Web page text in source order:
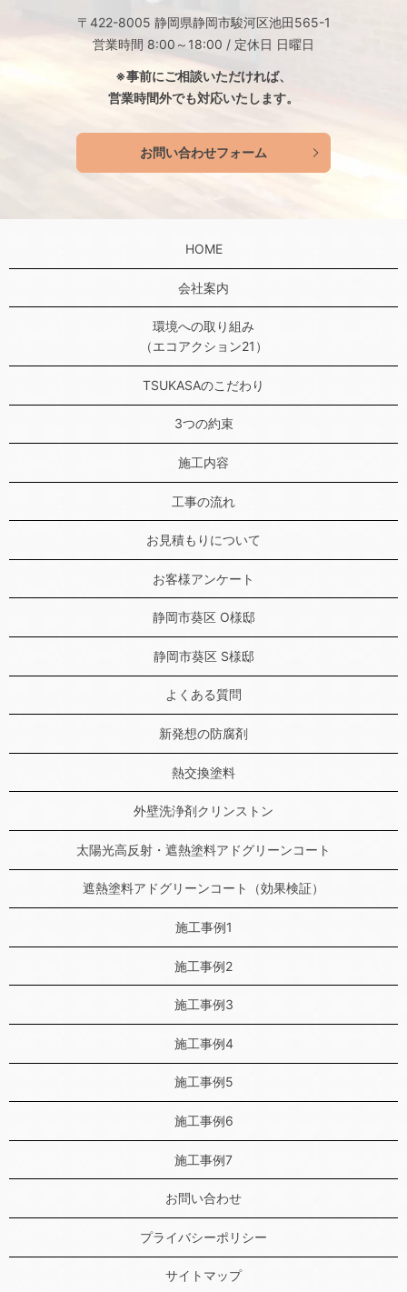
〒422-8005 静岡県静岡市駿河区池田565-1
営業時間 8:00～18:00 / 定休日 日曜日
※事前にご相談いただければ、
営業時間外でも対応いたします。
お問い合わせフォーム
HOME
会社案内
環境への取り組み
（エコアクション21）
TSUKASAのこだわり
3つの約束
施工内容
工事の流れ
お見積もりについて
お客様アンケート
静岡市葵区 O様邸
静岡市葵区 S様邸
よくある質問
新発想の防腐剤
熱交換塗料
外壁洗浄剤クリンストン
太陽光高反射・遮熱塗料アドグリーンコート
遮熱塗料アドグリーンコート（効果検証）
施工事例1
施工事例2
施工事例3
施工事例4
施工事例5
施工事例6
施工事例7
お問い合わせ
プライバシーポリシー
サイトマップ